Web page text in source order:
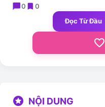
chat_bubble0 bookmark 0
Đọc Từ Đầu
favorite_border
stars NỘI DUNG